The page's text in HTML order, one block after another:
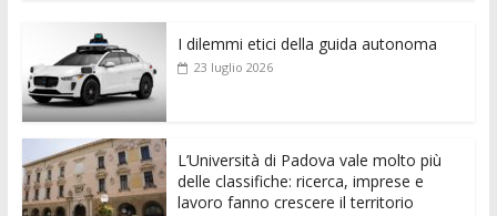
e
b
o
o
k
itt
er
ai
l s
p
ss
e
er
di e di
I dilemmi etici della guida autonoma
23 luglio 2026
L’Università di Padova vale molto più
delle classifiche: ricerca, imprese e
lavoro fanno crescere il territorio